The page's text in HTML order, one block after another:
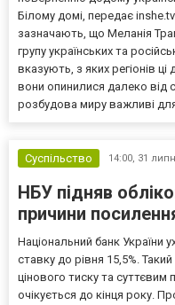
Білому домі, передає
зазначають, що Меланія
групу українських та
вказують, з яких регіонів ці
вони опинилися далеко від
розбудова миру важливі
Суспільство 14:00, 31
НБУ підняв
причини
Національний банк України
ставку до рівня 15,5%.
цінового тиску та суттєвим
очікується до кінця року.